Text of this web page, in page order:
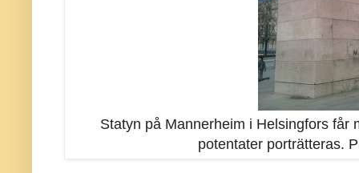
Statyn på Mannerheim i Helsingfors får
potentater porträtteras.